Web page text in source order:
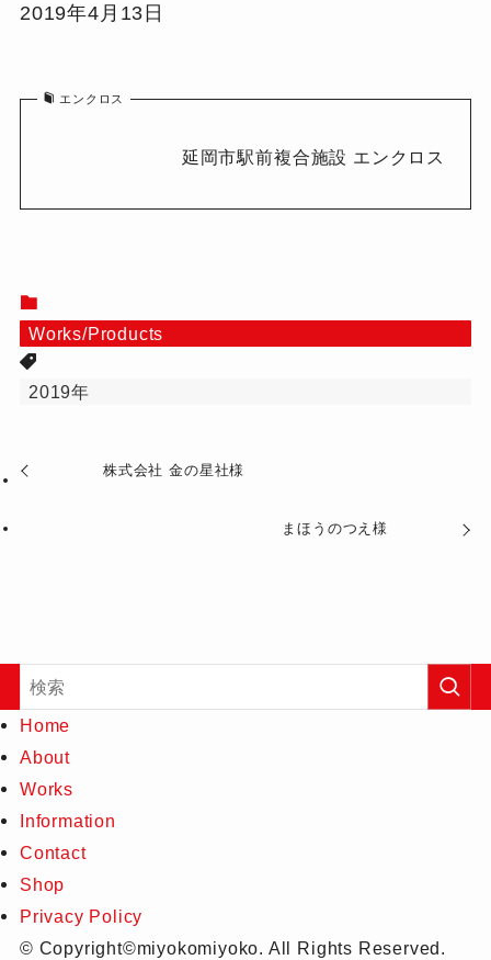
2019年4月13日
エンクロス
延岡市駅前複合施設 エンクロス
Works/Products
2019年
株式会社 金の星社様
まほうのつえ様
Home
About
Works
Information
Contact
Shop
Privacy Policy
© Copyright©miyokomiyoko. All Rights Reserved.